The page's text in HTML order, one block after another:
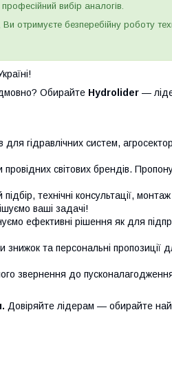
вибір аналогів.
отримуєте безперебійну роботу
Обирайте Hydrolider —
для гідравлічних систем,
світових брендів.
технічні консультації, монтаж
ваші задачі!
ефективні рішення як для
та персональні пропозиції
звернення до
Довіряйте лідерам — обирайте